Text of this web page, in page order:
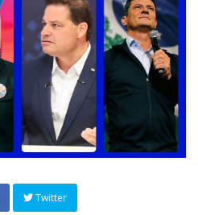
Twitter